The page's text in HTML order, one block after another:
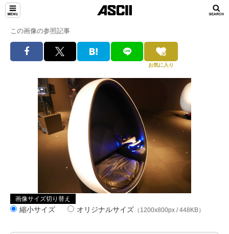
この画像の参照記事
お気に入り
画像サイズ切り替え
縮小サイズ オリジナルサイズ （1200x800px / 448KB）